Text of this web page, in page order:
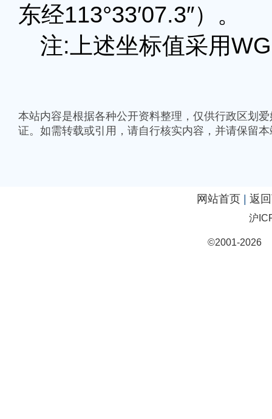
东经113°33′07.3″）。
注:上述坐标值采用
本站内容是根据各种公开资料整理，仅供行政区划
证。如需转载或引用，请自行核实内容，并请保留
网站首页 返
沪
©2001-2026